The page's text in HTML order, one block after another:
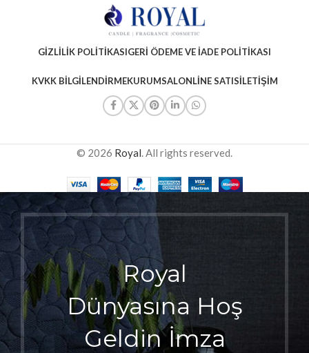
GIZLILIK POLITIKASIGERI ÖDEME VE İADE POLITIKASI
KVKK BILGILENDIRMEKURUMSALONLINE SATISİLETIŞIM
© 2026 Royal. All rights reserved.
Royal
Dünyasına Hoş
Geldin İmza